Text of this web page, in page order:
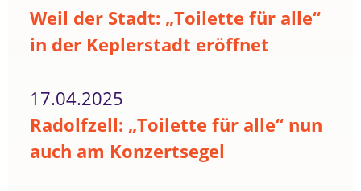
Weil der Stadt: „Toilette für alle“
in der Keplerstadt eröffnet
17.04.2025
Radolfzell: „Toilette für alle“ nun
auch am Konzertsegel